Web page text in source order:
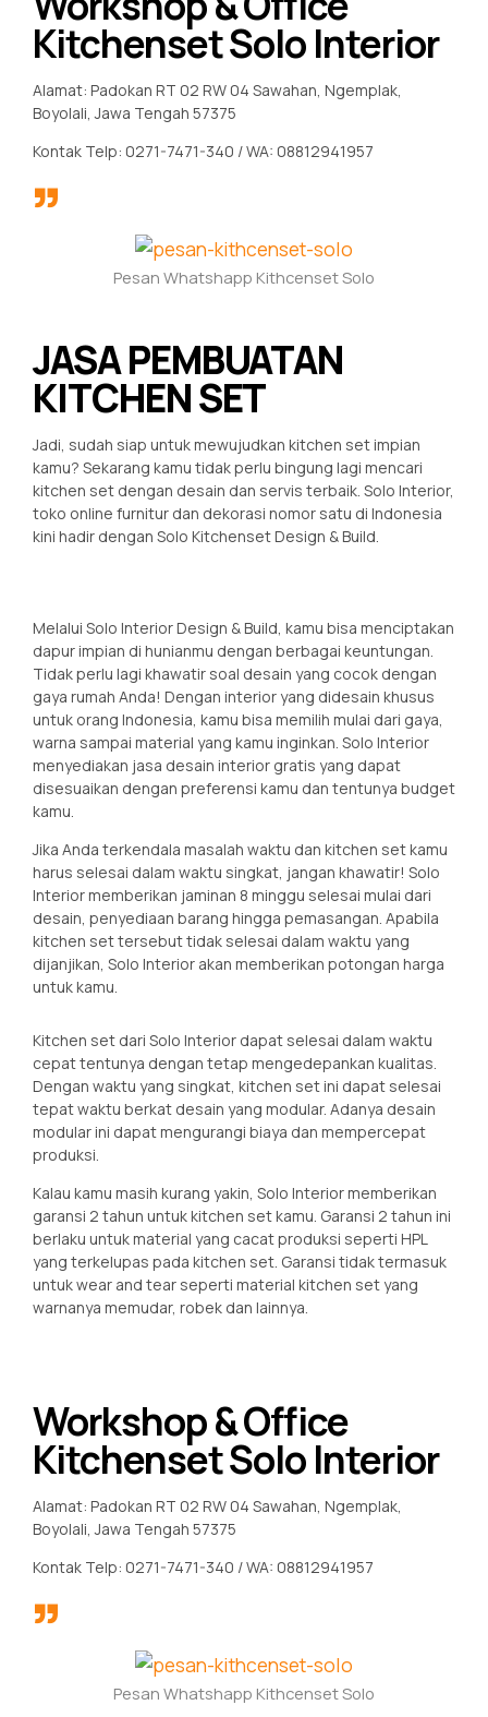
Kitchenset Solo Interior
Alamat: Padokan RT 02 RW 04 Sawahan, Ngemplak,
Boyolali, Jawa Tengah 57375
Kontak Telp: 0271-7471-340 / WA: 08812941957
Pesan Whatshapp Kithcenset Solo
JASA PEMBUATAN
KITCHEN SET
Jadi, sudah siap untuk mewujudkan kitchen set impian
kamu? Sekarang kamu tidak perlu bingung lagi mencari
kitchen set dengan desain dan servis terbaik. Solo Interior,
toko online furnitur dan dekorasi nomor satu di Indonesia
kini hadir dengan Solo Kitchenset Design & Build.
Melalui Solo Interior Design & Build, kamu bisa menciptakan
dapur impian di hunianmu dengan berbagai keuntungan.
Tidak perlu lagi khawatir soal desain yang cocok dengan
gaya rumah Anda! Dengan interior yang didesain khusus
untuk orang Indonesia, kamu bisa memilih mulai dari gaya,
warna sampai material yang kamu inginkan. Solo Interior
menyediakan jasa desain interior gratis yang dapat
disesuaikan dengan preferensi kamu dan tentunya budget
kamu.
Jika Anda terkendala masalah waktu dan kitchen set kamu
harus selesai dalam waktu singkat, jangan khawatir! Solo
Interior memberikan jaminan 8 minggu selesai mulai dari
desain, penyediaan barang hingga pemasangan. Apabila
kitchen set tersebut tidak selesai dalam waktu yang
dijanjikan, Solo Interior akan memberikan potongan harga
untuk kamu.
Kitchen set dari Solo Interior dapat selesai dalam waktu
cepat tentunya dengan tetap mengedepankan kualitas.
Dengan waktu yang singkat, kitchen set ini dapat selesai
tepat waktu berkat desain yang modular. Adanya desain
modular ini dapat mengurangi biaya dan mempercepat
produksi.
Kalau kamu masih kurang yakin, Solo Interior memberikan
garansi 2 tahun untuk kitchen set kamu. Garansi 2 tahun ini
berlaku untuk material yang cacat produksi seperti HPL
yang terkelupas pada kitchen set. Garansi tidak termasuk
untuk wear and tear seperti material kitchen set yang
warnanya memudar, robek dan lainnya.
Workshop & Office
Kitchenset Solo Interior
Alamat: Padokan RT 02 RW 04 Sawahan, Ngemplak,
Boyolali, Jawa Tengah 57375
Kontak Telp: 0271-7471-340 / WA: 08812941957
Pesan Whatshapp Kithcenset Solo